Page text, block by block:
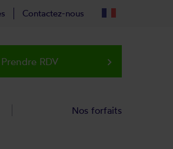
Contactez-nous
Prendre RDV keyboard_arrow_right
Nos forfaits